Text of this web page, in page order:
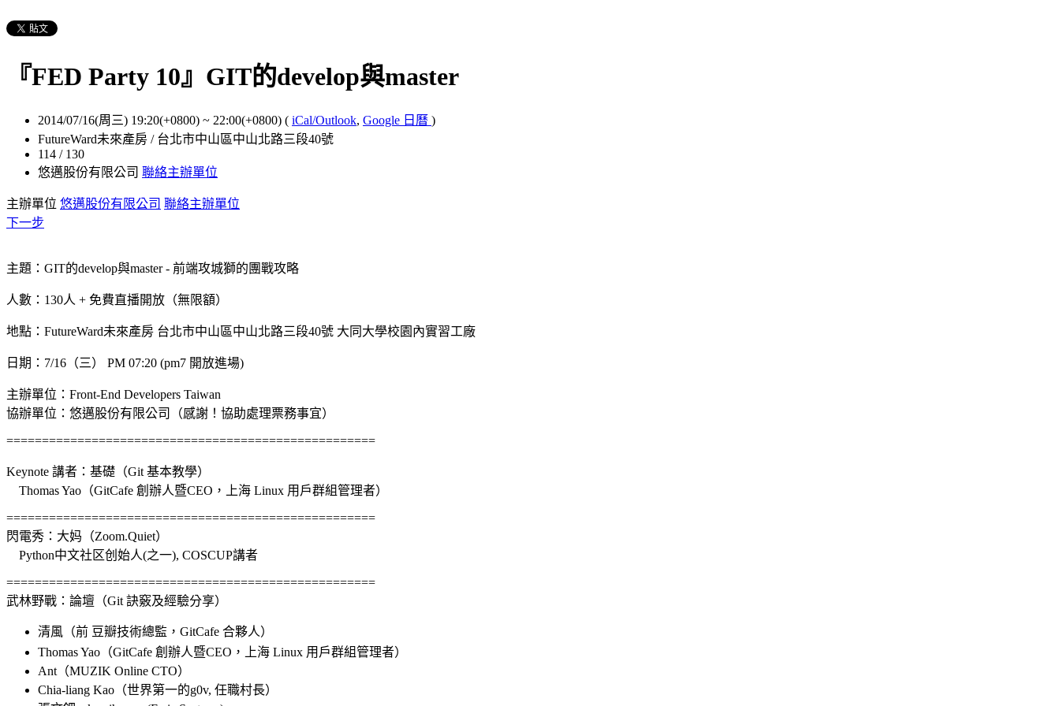
『FED Party 10』GIT的develop與master
2014/07/16(周三) 19:20(+0800) ~ 22:00(+0800) ( iCal/Outlook, Google 日曆 )
FutureWard未來產房 / 台北市中山區中山北路三段40號
114 / 130
悠邁股份有限公司 聯絡主辦單位
主辦單位 悠邁股份有限公司 聯絡主辦單位
下一步
主題：GIT的develop與master - 前端攻城獅的團戰攻略
人數：130人 + 免費直播開放（無限額）
地點：FutureWard未來產房 台北市中山區中山北路三段40號 大同大學校園內實習工廠
日期：7/16（三） PM 07:20 (pm7 開放進場)
主辦單位：Front-End Developers Taiwan
協辦單位：悠邁股份有限公司（感謝！協助處理票務事宜）
====================================================
Keynote 講者：基礎（Git 基本教學）
Thomas Yao（GitCafe 創辦人暨CEO，上海 Linux 用戶群組管理者）
====================================================
閃電秀：大妈（Zoom.Quiet）
Python中文社区创始人(之一), COSCUP講者
====================================================
武林野戰：論壇（Git 訣竅及經驗分享）
清風（前 豆瓣技術總監， GitCafe 合夥人）
Thomas Yao （GitCafe 創辦人暨CEO ，上海 Linux 用戶群組管理者）
Ant （MUZIK Online CTO）
Chia-liang Kao（世界第一的g0v, 任職村長）